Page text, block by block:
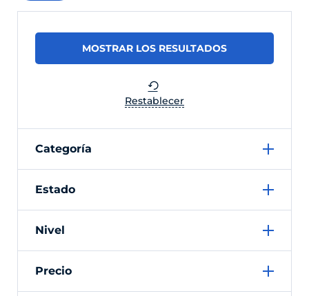
Categoría
Estado
Nivel
Precio
Restablecer